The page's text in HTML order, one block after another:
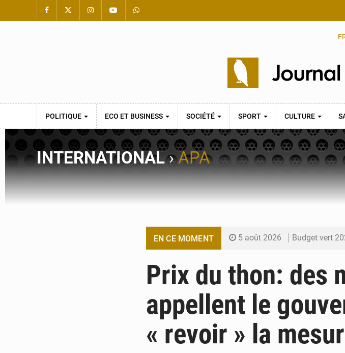
POLITIQUE ECO ET BUSINESS SOCIÉTÉ SPORT CULTURE
INTERNATIONAL›APA
EN CE MOMENT 5 août 2026 Budget vert
5 août 2026 Maurice :
5 août 2026 Togo : 300
4 août 2026 Victoire Dogbé
Prix du thon: des
appellent le
« revoir » la